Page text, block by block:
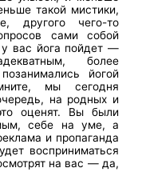
такой мистики,
другого чего-то
сами собой
у вас йога пойдет —
более
йогой
мы сегодня
на родных и
оценят. Вы были
себе на уме, а
и пропаганда
восприниматься
на вас — да,